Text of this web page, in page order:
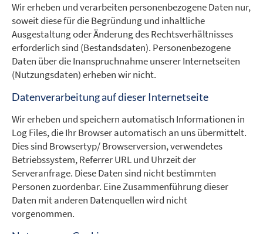
Wir erheben und verarbeiten personenbezogene Daten nur,
soweit diese für die Begründung und inhaltliche
Ausgestaltung oder Änderung des Rechtsverhältnisses
erforderlich sind (Bestandsdaten). Personenbezogene
Daten über die Inanspruchnahme unserer Internetseiten
(Nutzungsdaten) erheben wir nicht.
Datenverarbeitung auf dieser Internetseite
Wir erheben und speichern automatisch Informationen in
Log Files, die Ihr Browser automatisch an uns übermittelt.
Dies sind Browsertyp/ Browserversion, verwendetes
Betriebssystem, Referrer URL und Uhrzeit der
Serveranfrage. Diese Daten sind nicht bestimmten
Personen zuordenbar. Eine Zusammenführung dieser
Daten mit anderen Datenquellen wird nicht
vorgenommen.